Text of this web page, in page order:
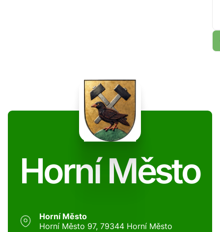
Horní Město
Horní Město
Horní Město 97, 79344 Horní Město